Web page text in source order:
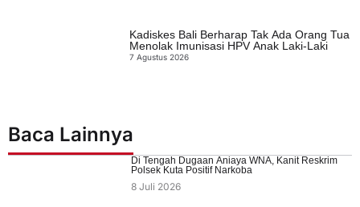
Kadiskes Bali Berharap Tak Ada Orang Tua
Menolak Imunisasi HPV Anak Laki-Laki
7 Agustus 2026
Baca Lainnya
Di Tengah Dugaan Aniaya WNA, Kanit Reskrim
Polsek Kuta Positif Narkoba
8 Juli 2026